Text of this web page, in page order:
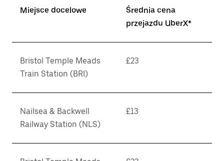
Miejsce docelowe
Średnia cena
przejazdu UberX*
Bristol Temple Meads
Train Station (BRI)
£23
Nailsea & Backwell
Railway Station (NLS)
£13